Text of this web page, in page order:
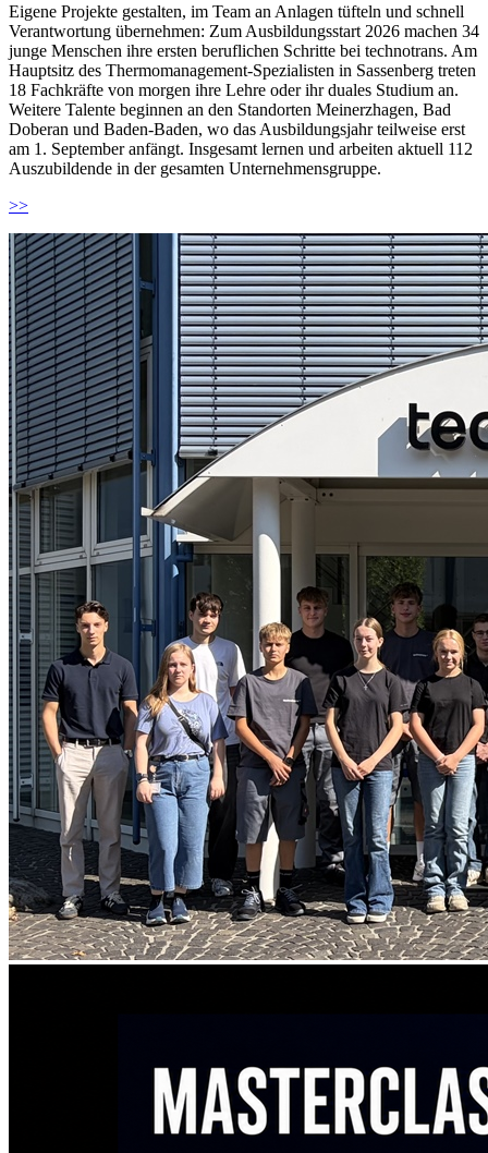
Eigene Projekte gestalten, im Team an Anlagen tüfteln und schnell
Verantwortung übernehmen: Zum Ausbildungsstart 2026 machen 34
junge Menschen ihre ersten beruflichen Schritte bei technotrans. Am
Hauptsitz des Thermomanagement-Spezialisten in Sassenberg treten
18 Fachkräfte von morgen ihre Lehre oder ihr duales Studium an.
Weitere Talente beginnen an den Standorten Meinerzhagen, Bad
Doberan und Baden-Baden, wo das Ausbildungsjahr teilweise erst
am 1. September anfängt. Insgesamt lernen und arbeiten aktuell 112
Auszubildende in der gesamten Unternehmensgruppe.
>>